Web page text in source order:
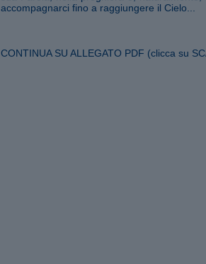
accompagnarci fino a raggiungere il Cielo...
CONTINUA SU ALLEGATO PDF (clicca su